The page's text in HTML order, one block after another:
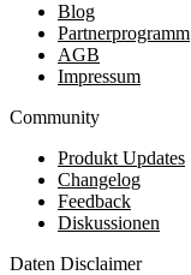
Blog
Partnerprogramm
AGB
Impressum
Community
Produkt Updates
Changelog
Feedback
Diskussionen
Daten Disclaimer